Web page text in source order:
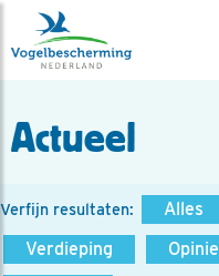
Actueel
Verfijn resultaten: Alles
Verdieping
Opinie